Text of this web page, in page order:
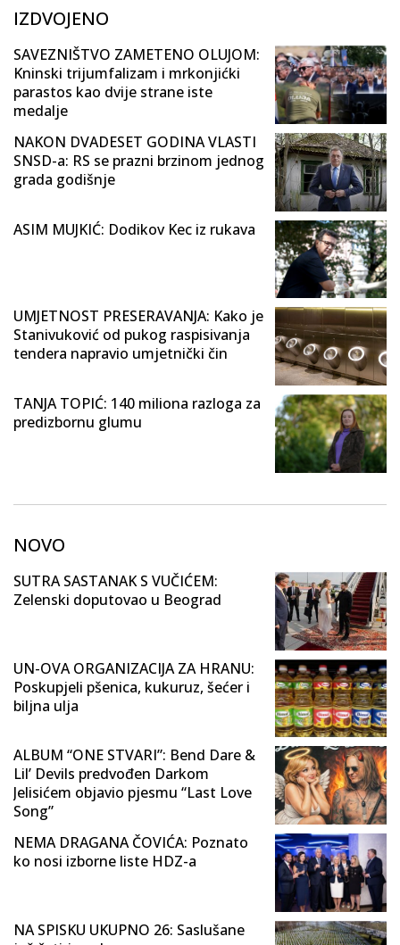
IZDVOJENO
SAVEZNIŠTVO ZAMETENO OLUJOM:
Kninski trijumfalizam i mrkonjićki
parastos kao dvije strane iste
medalje
NAKON DVADESET GODINA VLASTI
SNSD-a: RS se prazni brzinom jednog
grada godišnje
ASIM MUJKIĆ: Dodikov Kec iz rukava
UMJETNOST PRESERAVANJA: Kako je
Stanivuković od pukog raspisivanja
tendera napravio umjetnički čin
TANJA TOPIĆ: 140 miliona razloga za
predizbornu glumu
NOVO
SUTRA SASTANAK S VUČIĆEM:
Zelenski doputovao u Beograd
UN-OVA ORGANIZACIJA ZA HRANU:
Poskupjeli pšenica, kukuruz, šećer i
biljna ulja
ALBUM “ONE STVARI”: Bend Dare &
Lil’ Devils predvođen Darkom
Jelisićem objavio pjesmu “Last Love
Song”
NEMA DRAGANA ČOVIĆA: Poznato
ko nosi izborne liste HDZ-a
NA SPISKU UKUPNO 26: Saslušane